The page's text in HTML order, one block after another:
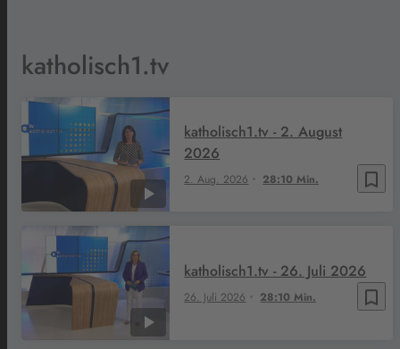
katholisch1.tv
bookmark_border
2. Aug. 2026 28:10 Min.
katholisch1.tv - 2. August
2026
bookmark_border
26. Juli 2026 28:10 Min.
katholisch1.tv - 26. Juli 2026